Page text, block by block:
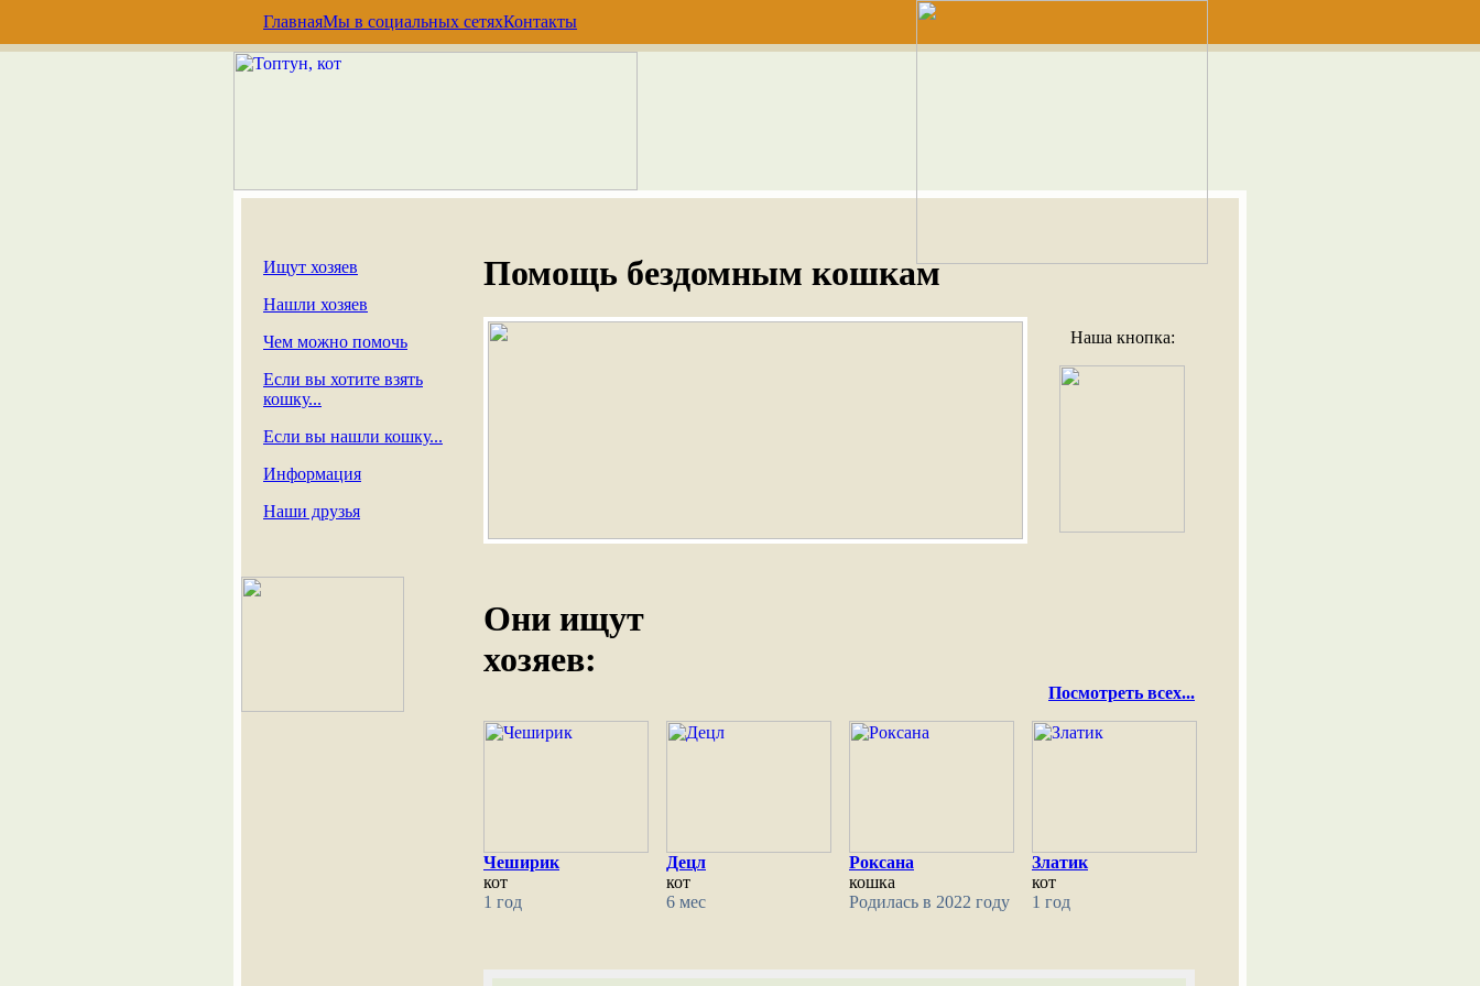
ГлавнаяМы в социальных сетяхКонтакты
Ищут хозяев
Нашли хозяев
Чем можно помочь
Если вы хотите взять
кошку...
Если вы нашли кошку...
Информация
Наши друзья
Помощь бездомным кошкам
Наша кнопка:
Они ищут
хозяев:
Посмотреть всех...
Чеширик
кот
1 год
Децл
кот
6 мес
Роксана
кошка
Родилась в 2022 году
Златик
кот
1 год